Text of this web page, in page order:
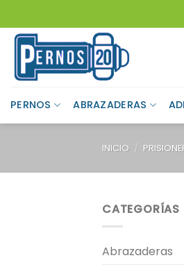
to
content
PERNOS ABRAZADERAS
INICIO /
CATEGORÍAS
Abrazaderas